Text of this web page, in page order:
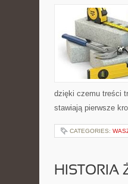
dzięki czemu treści
stawiają pierwsze
CATEGORIES:
HISTORIA